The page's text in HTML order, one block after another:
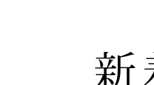
新